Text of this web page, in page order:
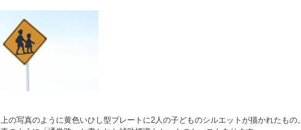
の写真のように黄色いひし型プレートに2人の子どものシルエットが描かれたもの。